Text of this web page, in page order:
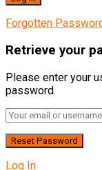
Forgotten
Retrieve your
Please enter your
password.
Log In